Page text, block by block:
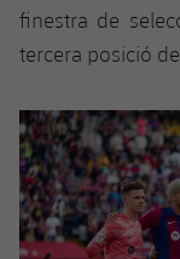
finestra de
tercera posició
Anterior
label.aria.chevronleft